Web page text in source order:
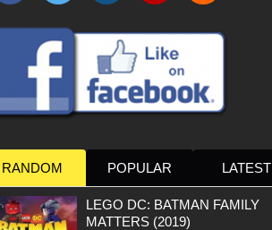
RANDOM POPULAR LATEST
LEGO DC: BATMAN FAMILY
MATTERS (2019)